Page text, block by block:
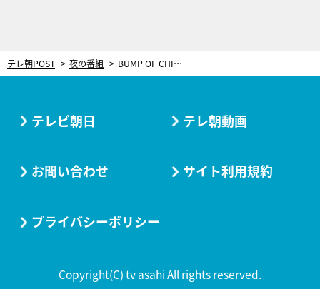
テレ朝POST 夜の番組 BUMP OF CHICKEN、Mステで2年半ぶりのTV出演！佐藤健＆高橋一生も応援ゲストとして登場
テレビ朝日 テレ朝動画
お問い合わせ サイト利用規約
プライバシーポリシー
Copyright(C) tv asahi All rights reserved.